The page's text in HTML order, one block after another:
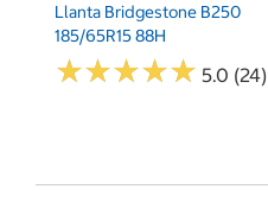
Llanta Bridgestone B250
185/65R15 88H
★★★★★
★★★★★ 5.0 (24)